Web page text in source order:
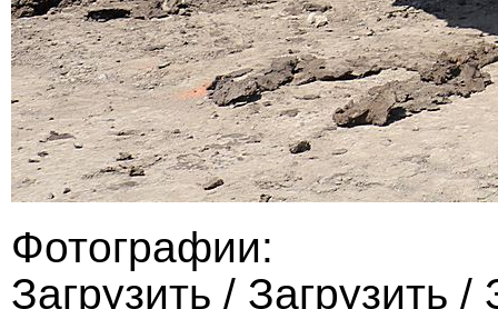
Фотографии:
Загрузить / Загрузить /